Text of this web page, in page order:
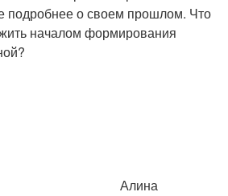
подробнее о своем прошлом. Что
началом формирования
Алина